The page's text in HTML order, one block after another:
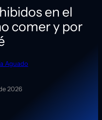
en el
comer y por
Aguado
2026